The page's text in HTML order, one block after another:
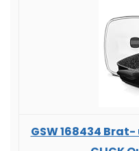
GSW 168434